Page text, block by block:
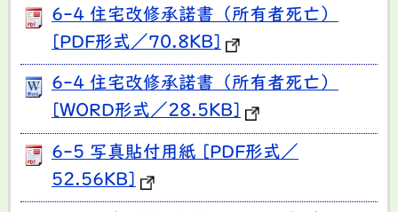
6-4 住宅改修承諾書（所有者死亡）
[PDF形式／70.8KB]
6-4 住宅改修承諾書（所有者死亡）
[WORD形式／28.5KB]
6-5 写真貼付用紙 [PDF形式／
52.56KB]